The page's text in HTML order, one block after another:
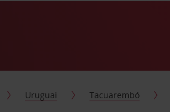
Uruguai
Tacuarembó